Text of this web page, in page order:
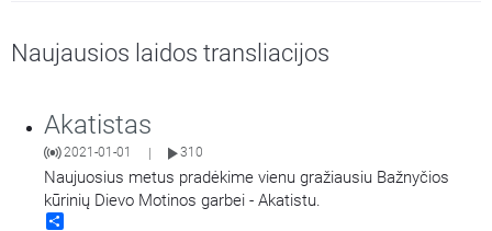
Naujausios laidos transliacijos
Akatistas
2021-01-01 310
Naujuosius metus pradėkime vienu gražiausiu Bažnyčios
kūrinių Dievo Motinos garbei - Akatistu.